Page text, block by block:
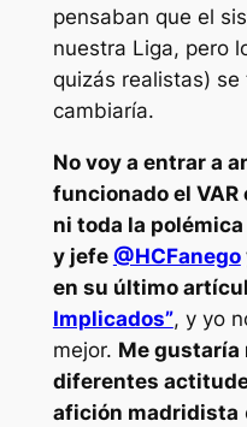
pensaban que el
nuestra Liga, pero
quizás realistas)
cambiaría.
No voy a entrar a
funcionado el
ni toda la
y jefe @HCFanego
en su último
Implicados”, y yo
mejor. Me gustaría
diferentes
afición madridista